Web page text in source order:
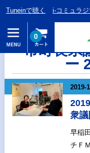
Tuneinで聴く i-コミュラジ
0
市町長県
ー
2019-
衆
早稲
チＦ